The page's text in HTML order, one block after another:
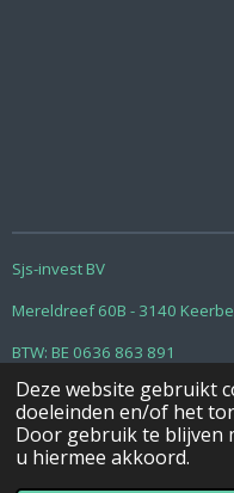
Deze website gebruikt
doeleinden en/of het
Door gebruik te blijven
u hiermee akkoord.
Sjs-invest BV
Mereldreef 60B - 3140
BTW: BE 0636 863 891
RPR : Leuven
© 2018 - 2026 Le Cocon